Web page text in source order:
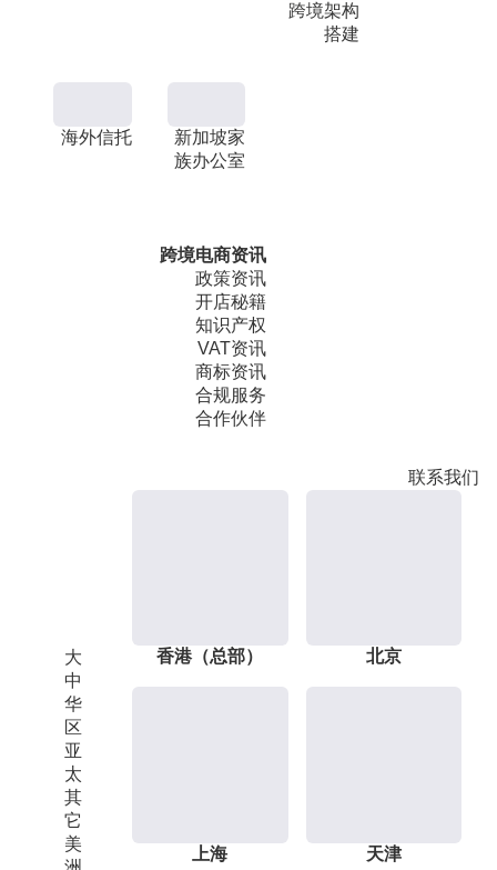
跨境架构
搭建
海外信托
新加坡家
族办公室
跨境电商资讯
政策资讯
开店秘籍
知识产权
VAT资讯
商标资讯
合规服务
合作伙伴
联系我们
大
中
华
区
亚
太
其
它
美
香港（总部） 北京
上海 天津